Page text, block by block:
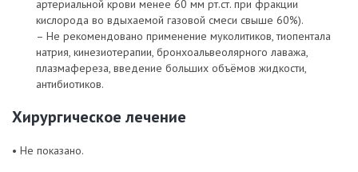
артериальной крови менее 60 мм рт.ст. при фракции
кислорода во вдыхаемой газовой смеси свыше 60%).
– Не рекомендовано применение муколитиков, тиопентала
натрия, кинезиотерапии, бронхоальвеолярного лаважа,
плазмафереза, введение больших объёмов жидкости,
антибиотиков.
Хирургическое лечение
• Не показано.